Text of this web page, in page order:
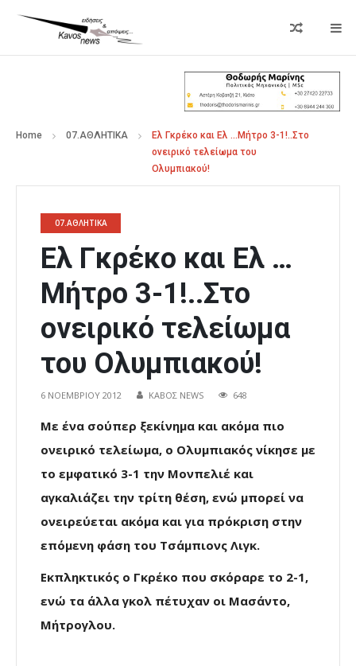
Home 07.ΑΘΛΗΤΙΚΑ
Ελ Γκρέκο και Ελ …Μήτρο 3-1!..Στο
ονειρικό τελείωμα του
Ολυμπιακού!
07.ΑΘΛΗΤΙΚΑ
Ελ Γκρέκο και Ελ …
Μήτρο 3-1!..Στο
ονειρικό τελείωμα
του Ολυμπιακού!
6 ΝΟΕΜΒΡΊΟΥ 2012 ΚΑΒΟΣ NEWS 648
Με ένα σούπερ ξεκίνημα και ακόμα πιο
ονειρικό τελείωμα, ο Ολυμπιακός νίκησε με
το εμφατικό 3-1 την Μονπελιέ και
αγκαλιάζει την τρίτη θέση, ενώ μπορεί να
ονειρεύεται ακόμα και για πρόκριση στην
επόμενη φάση του Τσάμπιονς Λιγκ.
Εκπληκτικός ο Γκρέκο που σκόραρε το 2-1,
ενώ τα άλλα γκολ πέτυχαν οι Μασάντο,
Μήτρογλου.